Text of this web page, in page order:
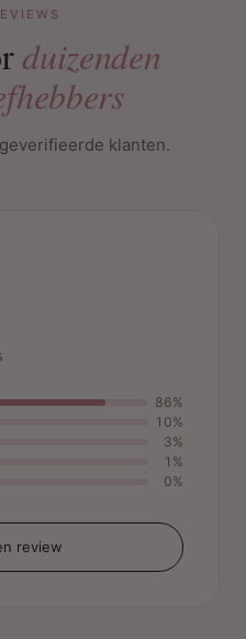
duizenden
klanten.
86%
10%
3%
1%
0%
review